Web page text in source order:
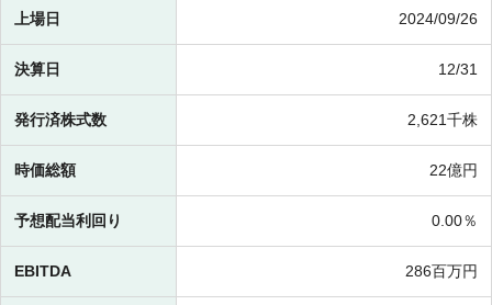
上場日 2024/09/26
決算日 12/31
発行済株式数 2,621千株
時価総額 22億円
予想配当利回り 0.00％
EBITDA 286百万円